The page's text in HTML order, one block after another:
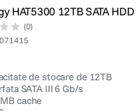
HAT5300 12TB SATA HDD
(0)
de stocare de 12TB
SATA III 6 Gb/s
cache